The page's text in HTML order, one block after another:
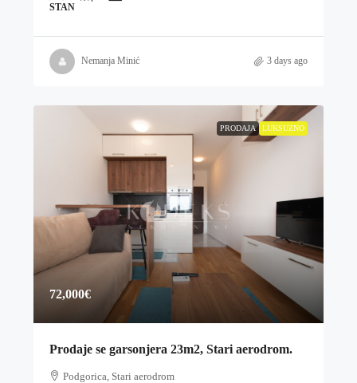
STAN
Nemanja Minić 3 days ago
PRODAJA LUKSUZNO
72,000€
Prodaje se garsonjera 23m2, Stari aerodrom.
Podgorica, Stari aerodrom